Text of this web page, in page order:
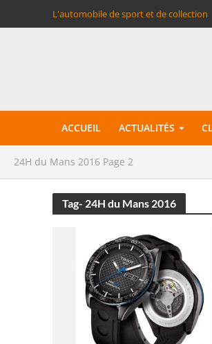
L'automobile de sport et de collection
ACCUEIL ACTUALITÉS
24H du Mans 2016 Page 2
Tag- 24H du Mans 2016